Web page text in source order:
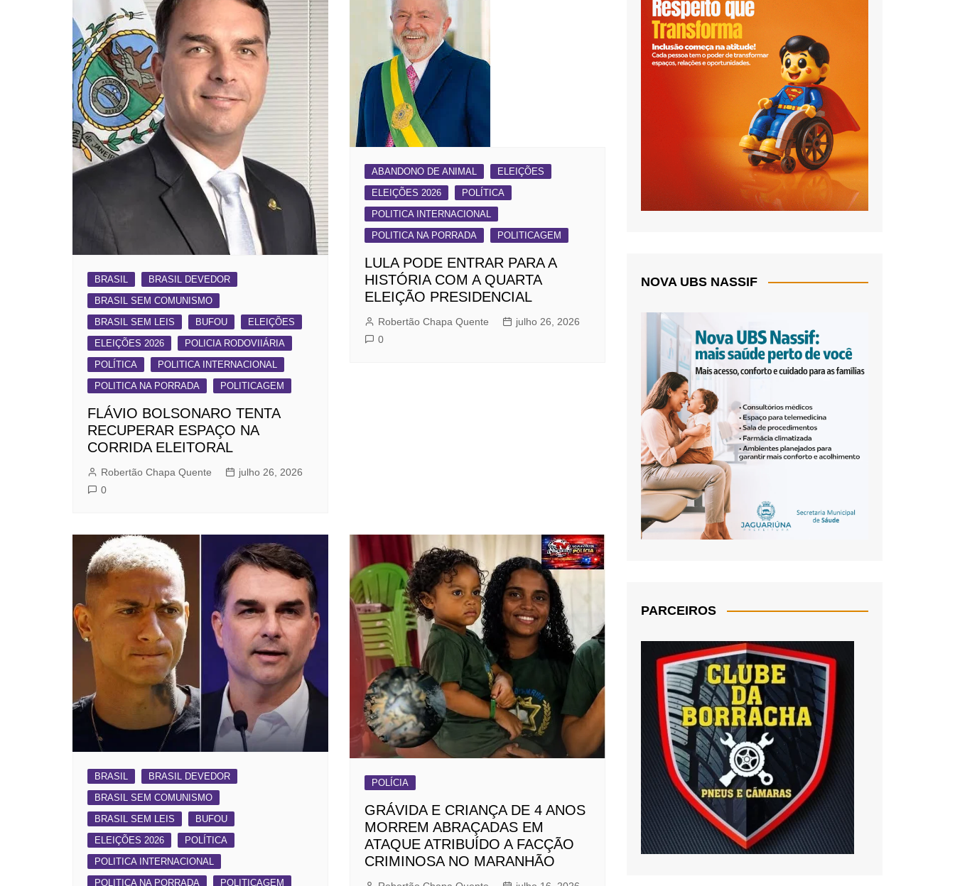
BRASIL
BRASIL DEVEDOR
BRASIL SEM COMUNISMO
BRASIL SEM LEIS
BUFOU
ELEIÇÕES
ELEIÇÕES 2026
POLICIA RODOVIIÁRIA
POLÍTICA
POLITICA INTERNACIONAL
POLITICA NA PORRADA
POLITICAGEM
FLÁVIO BOLSONARO TENTA
RECUPERAR ESPAÇO NA
CORRIDA ELEITORAL
Robertão Chapa Quente
julho 26, 2026
0
ABANDONO DE ANIMAL
ELEIÇÕES
ELEIÇÕES 2026
POLÍTICA
POLITICA INTERNACIONAL
POLITICA NA PORRADA
POLITICAGEM
LULA PODE ENTRAR PARA A
HISTÓRIA COM A QUARTA
ELEIÇÃO PRESIDENCIAL
Robertão Chapa Quente
julho 26, 2026
0
BRASIL
BRASIL DEVEDOR
BRASIL SEM COMUNISMO
BRASIL SEM LEIS
BUFOU
ELEIÇÕES 2026
POLÍTICA
POLITICA INTERNACIONAL
POLITICA NA PORRADA
POLITICAGEM
POLÍCIA
GRÁVIDA E CRIANÇA DE 4 ANOS
MORREM ABRAÇADAS EM
ATAQUE ATRIBUÍDO A FACÇÃO
CRIMINOSA NO MARANHÃO
NOVA UBS NASSIF
PARCEIROS